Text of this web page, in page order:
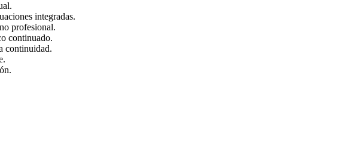
integradas.
profesional.
continuado.
continuidad.